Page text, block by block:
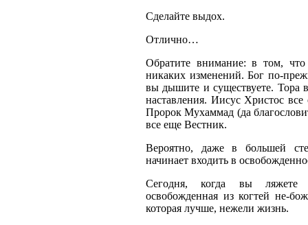
Сделайте выдох.
Отлично…
Обратите внимание: в том, что
никаких изменений. Бог по-
вы дышите и существуете. Тора
наставления. Иисус Христос
Пророк Мухаммад (да
все еще Вестник.
Вероятно, даже в большей
начинает входить в
Сегодня, когда вы
освобожденная из когтей не-
которая лучше, нежели жизнь.